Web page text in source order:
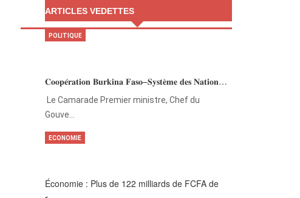
ARTICLES VEDETTES
𝐂𝐨𝐨𝐩𝐞́𝐫𝐚𝐭𝐢𝐨𝐧 𝐁𝐮𝐫𝐤𝐢𝐧𝐚 𝐅𝐚𝐬𝐨–𝐒𝐲𝐬𝐭𝐞̀𝐦𝐞 𝐝𝐞𝐬 𝐍𝐚𝐭𝐢𝐨𝐧…
‎Le Camarade Premier ministre, Chef du
Gouve…
POLITIQUE
Économie : Plus de 122 milliards de FCFA de
ECONOMIE